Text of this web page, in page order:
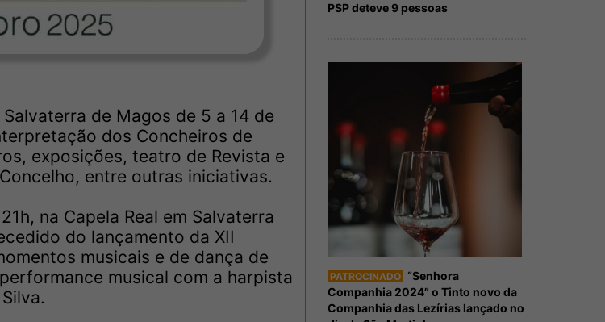
de Magos de 5 a 14 de
dos Concheiros de
exposições, teatro de Revista e
entre outras iniciativas.
na Capela Real em Salvaterra
do lançamento da XII
musicais e de dança de
musical com a harpista
PSP deteve 9 pessoas
PATROCINADO “Senhora
Companhia 2024” o Tinto novo da
Companhia das Lezírias lançado no